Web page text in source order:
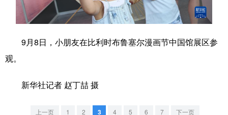
食品 人居 信息化 数字经济
9月8日，小朋友在比利时布鲁塞尔漫画节中国馆展区参
观。
新华社记者 赵丁喆 摄
上一页 1 2 3 4 5 6 7 下一页